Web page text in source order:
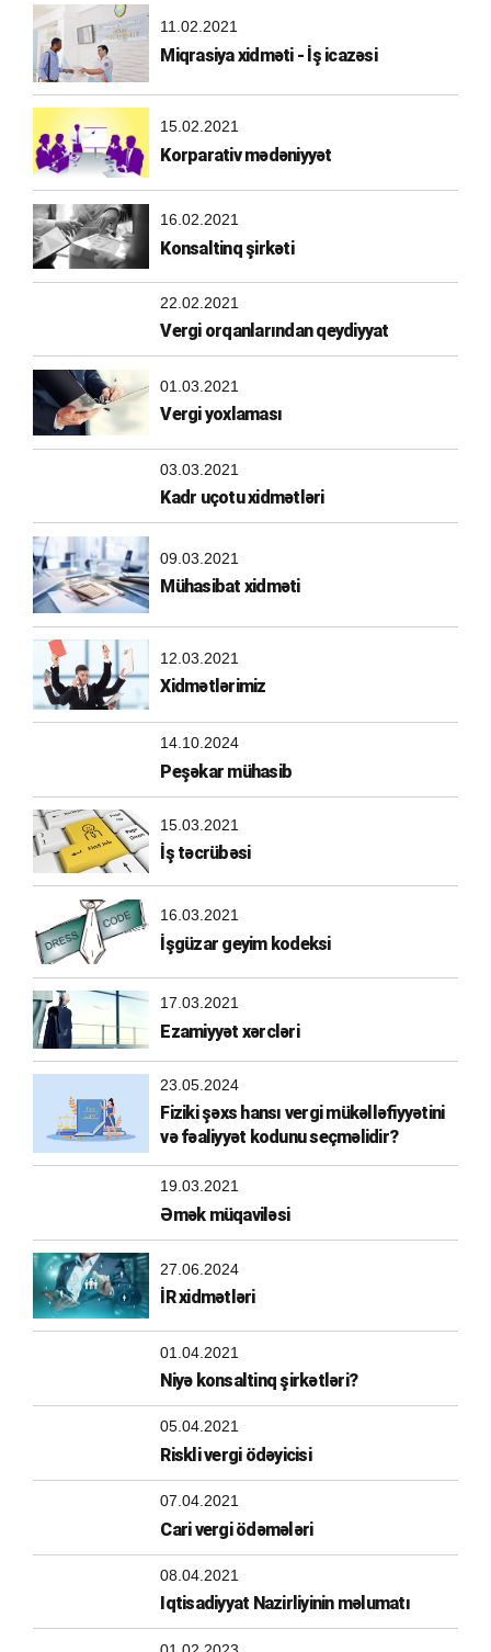
11.02.2021
Miqrasiya xidməti - İş icazəsi
15.02.2021
Korparativ mədəniyyət
16.02.2021
Konsaltinq şirkəti
22.02.2021
Vergi orqanlarından qeydiyyat
01.03.2021
Vergi yoxlaması
03.03.2021
Kadr uçotu xidmətləri
09.03.2021
Mühasibat xidməti
12.03.2021
Xidmətlərimiz
14.10.2024
Peşəkar mühasib
15.03.2021
İş təcrübəsi
16.03.2021
İşgüzar geyim kodeksi
17.03.2021
Ezamiyyət xərcləri
23.05.2024
Fiziki şəxs hansı vergi mükəlləfiyyətini
və fəaliyyət kodunu seçməlidir?
19.03.2021
Əmək müqaviləsi
27.06.2024
İR xidmətləri
01.04.2021
Niyə konsaltinq şirkətləri?
05.04.2021
Riskli vergi ödəyicisi
07.04.2021
Cari vergi ödəmələri
08.04.2021
Iqtisadiyyat Nazirliyinin məlumatı